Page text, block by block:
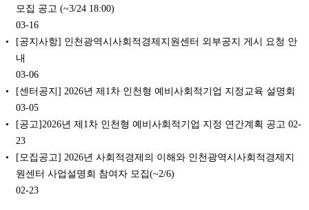
모집 공고 (~3/24 18:00)
03-16
[공지사항] 인천광역시사회적경제지원센터 외부공지 게시 요청 안
내
03-06
[센터공지] 2026년 제1차 인천형 예비사회적기업 지정교육 설명회
03-05
[공고]2026년 제1차 인천형 예비사회적기업 지정 연간계획 공고 02-
23
[모집공고] 2026년 사회적경제의 이해와 인천광역시사회적경제지
원센터 사업설명회 참여자 모집(~2/6)
02-23